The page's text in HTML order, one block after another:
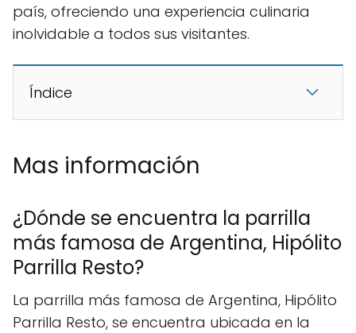
país, ofreciendo una experiencia culinaria
inolvidable a todos sus visitantes.
Índice
Mas información
¿Dónde se encuentra la parrilla
más famosa de Argentina, Hipólito
Parrilla Resto?
La parrilla más famosa de Argentina, Hipólito
Parrilla Resto, se encuentra ubicada en la